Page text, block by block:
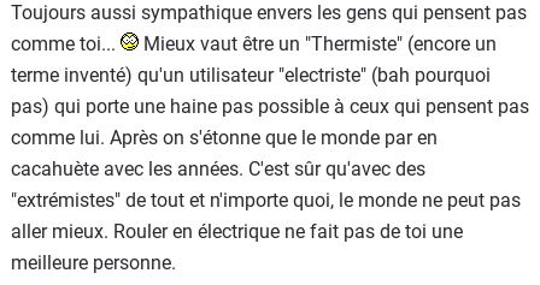
Toujours aussi sympathique envers les gens qui pensent pas
comme toi...
Mieux vaut être un "Thermiste" (encore un
terme inventé) qu'un utilisateur "electriste" (bah pourquoi
pas) qui porte une haine pas possible à ceux qui pensent pas
comme lui. Après on s'étonne que le monde par en
cacahuète avec les années. C'est sûr qu'avec des
"extrémistes" de tout et n'importe quoi, le monde ne peut pas
aller mieux. Rouler en électrique ne fait pas de toi une
meilleure personne.